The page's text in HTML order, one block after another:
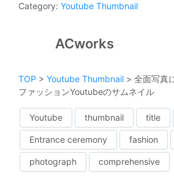
Category: Youtube Thumbnail
ACworks
TOP > Youtube Thumbnail > 全面写真
ファッションYoutubeのサムネイル
Youtube thumbnail title
Entrance ceremony fashion
photograph comprehensive